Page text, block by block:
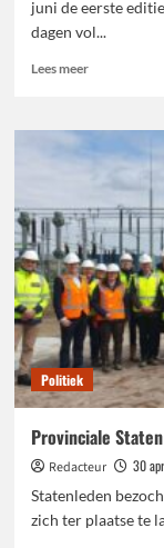
juni de eerste
dagen vol...
Lees meerLees
36
excursies
eerste
Gelderse
Politiek
Provinciale
Redacteur
30
Statenleden
zich ter plaatse te